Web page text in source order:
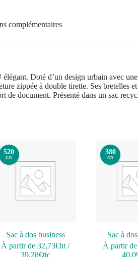
complémentaires
Doté d’un design urbain avec
zippée à double tirette. Ses bretelles
de document. Présenté dans un sac
520
GR
Sac à dos business
À partir de32,73€ht /
39,28€ttc
380
GR
Sac à
À partir de